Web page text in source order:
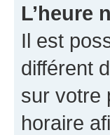
L’heure
Il est
différent
sur votre
horaire